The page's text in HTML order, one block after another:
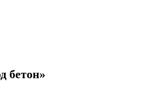
бетон»